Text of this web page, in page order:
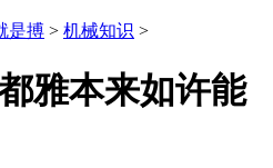
是搏 > 机械知识 >
雅本来如许能